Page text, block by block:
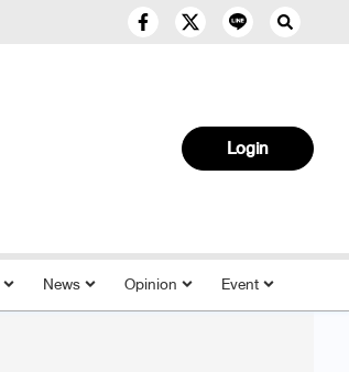
Login
News Opinion Event